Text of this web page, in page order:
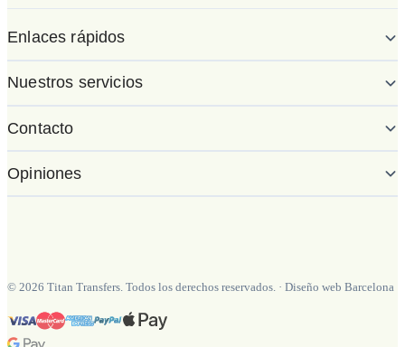
Enlaces rápidos
Nuestros servicios
Contacto
Opiniones
© 2026 Titan Transfers. Todos los derechos reservados. · Diseño web Barcelona